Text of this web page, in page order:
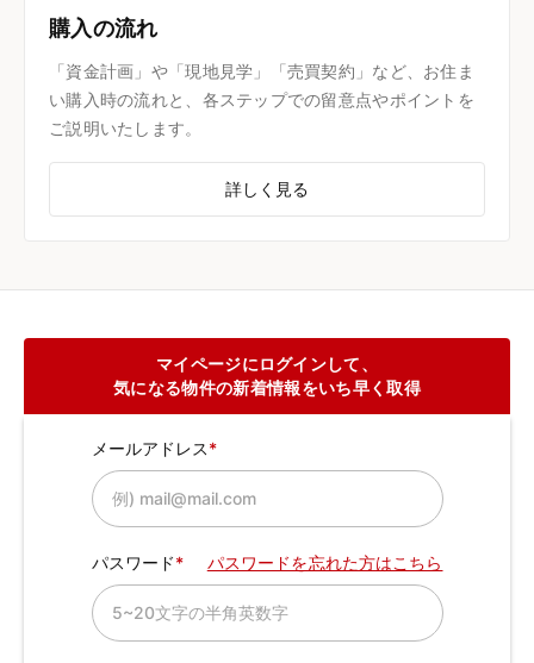
購入の流れ
「資金計画」や「現地見学」「売買契約」など、お住ま
い購入時の流れと、各ステップでの留意点やポイントを
ご説明いたします。
詳しく見る
マイページにログインして、
気になる物件の新着情報をいち早く取得
メールアドレス
パスワード パスワードを忘れた方はこちら